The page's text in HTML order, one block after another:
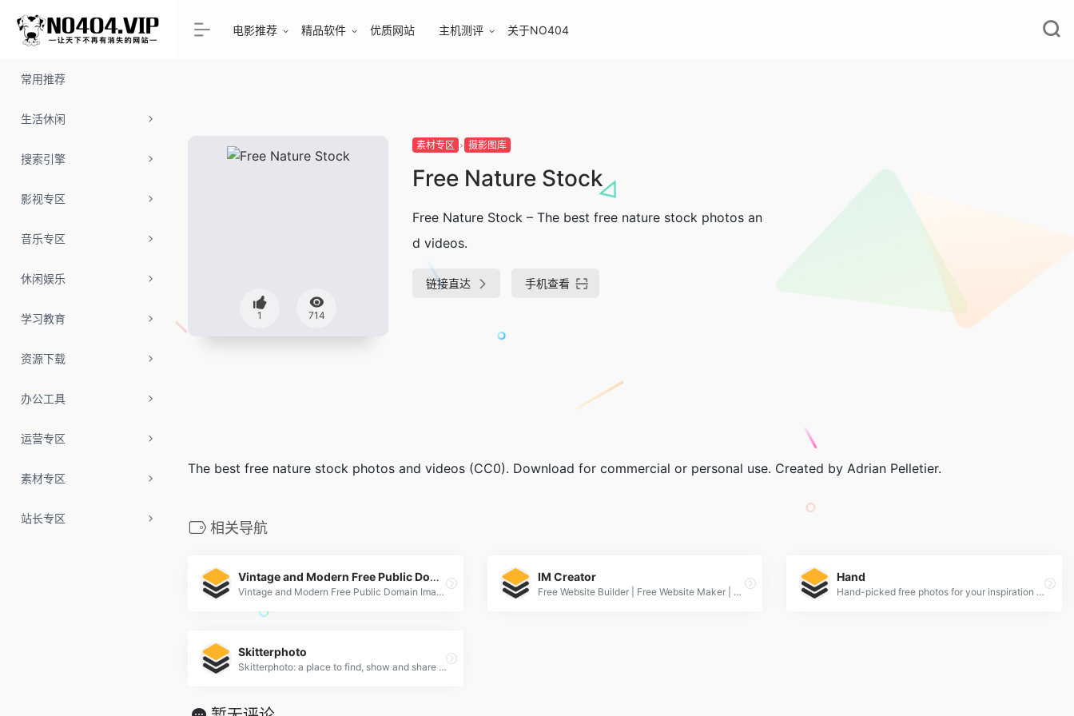
常用推荐
生活休闲
搜索引擎
影视专区
音乐专区
休闲娱乐
学习教育
资源下载
办公工具
运营专区
素材专区
站长专区
电影推荐 精品软件 优质网站 主机测评 关于NO404
1 714
素材专区 摄影图库
Free Nature Stock
Free Nature Stock – The best free nature stock photos an
d videos.
链接直达 手机查看
The best free nature stock photos and videos (CC0). Download for commercial or personal use. Created by Adrian Pelletier.
相关导航
Vintage and Modern Free Public Domain Images Archive Download
Vintage and Modern Free Public Domain Images Archive Download - Public Domain Images | Free Stock Photos
IM Creator
Free Website Builder | Free Website Maker | White label - IM Creator
Hand
Hand-picked free photos for your inspiration - Magdeleine
Skitterphoto
Skitterphoto: a place to find, show and share public domain images.